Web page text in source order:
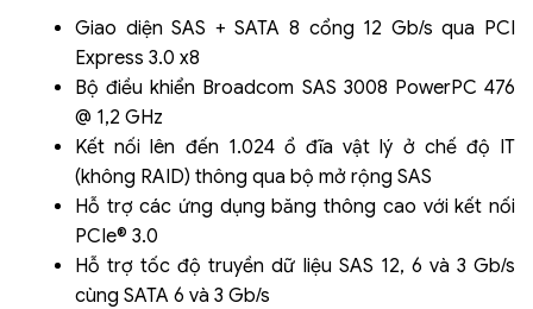
Giao diện SAS + SATA 8 cổng 12 Gb/s qua PCI
Express 3.0 x8
Bộ điều khiển Broadcom SAS 3008 PowerPC 476
@ 1,2 GHz
Kết nối lên đến 1.024 ổ đĩa vật lý ở chế độ IT
(không RAID) thông qua bộ mở rộng SAS
Hỗ trợ các ứng dụng băng thông cao với kết nối
PCIe® 3.0
Hỗ trợ tốc độ truyền dữ liệu SAS 12, 6 và 3 Gb/s
cùng SATA 6 và 3 Gb/s